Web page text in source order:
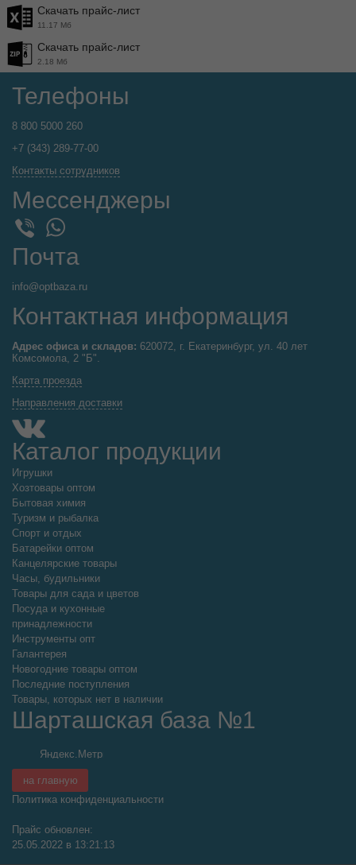
Скачать прайс-лист
11.17 Мб
Скачать прайс-лист
2.18 Мб
Телефоны
8 800 5000 260
+7 (343) 289-77-00
Контакты сотрудников
Мессенджеры
WhatsApp
Почта
info@optbaza.ru
Контактная информация
Адрес офиса и складов: 620072, г. Екатеринбург, ул. 40 лет
Комсомола, 2 "Б".
Карта проезда
Направления доставки
Каталог продукции
Игрушки
Хозтовары оптом
Бытовая химия
Туризм и рыбалка
Спорт и отдых
Батарейки оптом
Канцелярские товары
Часы, будильники
Товары для сада и цветов
Посуда и кухонные
принадлежности
Инструменты опт
Галантерея
Новогодние товары оптом
Последние поступления
Товары, которых нет в наличии
Шарташская база №1
на главную
Политика конфиденциальности
Прайс обновлен:
25.05.2022 в 13:21:13